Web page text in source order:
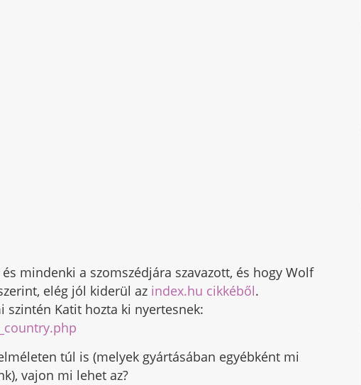
mindenki a szomszédjára szavazott, és hogy Wolf
elég jól kiderül az index.hu cikkéből.
szintén Katit hozta ki nyertesnek:
túl is (melyek gyártásában egyébként mi
vajon mi lehet az?